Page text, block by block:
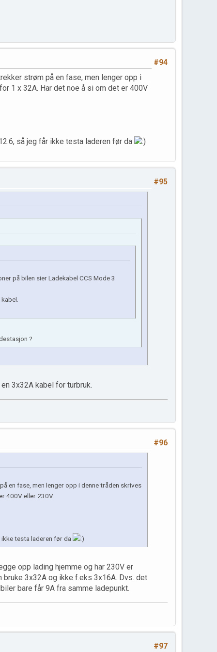
#94
strøm på en fase, men lenger opp i
1 x 32A. Har det noe å si om det er 400V
så jeg får ikke testa laderen før da
#95
på bilen sier Ladekabel CCS Mode 3
?
3x32A kabel for turbruk.
#96
en fase, men lenger opp i denne tråden skrives
400V eller 230V.
testa laderen før da
opp lading hjemme og har 230V er
3x32A og ikke f.eks 3x16A. Dvs. det
bare får 9A fra samme ladepunkt.
#97